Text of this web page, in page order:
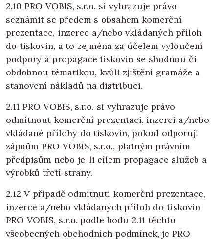
2.10 PRO VOBIS, s.r.o. si vyhrazuje právo
seznámit se předem s obsahem komerční
prezentace, inzerce a/nebo vkládaných příloh
do tiskovin, a to zejména za účelem vyloučení
podpory a propagace tiskovin se shodnou či
obdobnou tématikou, kvůli zjištění gramáže a
stanovení nákladů na distribuci.
2.11 PRO VOBIS, s.r.o. si vyhrazuje právo
odmítnout komerční prezentaci, inzerci a/nebo
vkládané přílohy do tiskovin, pokud odporují
zájmům PRO VOBIS, s.r.o., platným právním
předpisům nebo je-li cílem propagace služeb a
výrobků třetí strany.
2.12 V případě odmítnutí komerční prezentace,
inzerce a/nebo vkládaných příloh do tiskovin
PRO VOBIS, s.r.o. podle bodu 2.11 těchto
všeobecných obchodních podmínek, je PRO